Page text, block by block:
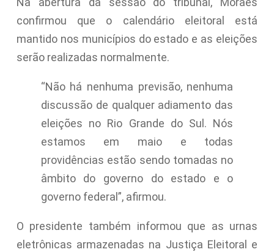
confirmou que o calendário eleitoral está
mantido nos municípios do estado e as eleições
serão realizadas normalmente.
“Não há nenhuma previsão, nenhuma
discussão de qualquer adiamento das
eleições no Rio Grande do Sul. Nós
estamos em maio e todas
providências estão sendo tomadas no
âmbito do governo do estado e o
governo federal”, afirmou.
O presidente também informou que as urnas
eletrônicas armazenadas na Justiça Eleitoral e